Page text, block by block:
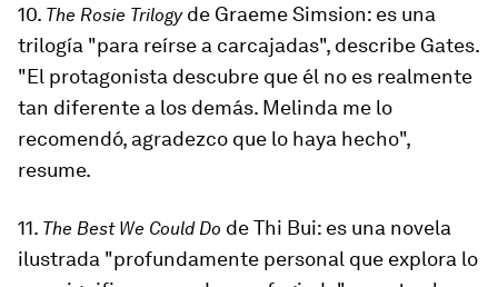
10. The Rosie Trilogyde Graeme Simsion: es una
trilogía "para reírse a carcajadas", describe Gates.
"El protagonista descubre que él no es realmente
tan diferente a los demás. Melinda me lo
recomendó, agradezco que lo haya hecho",
resume.
11. The Best We Could Do de Thi Bui: es una novela
ilustrada "profundamente personal que explora lo